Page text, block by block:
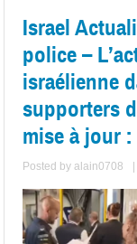
Israel
police –
israélienne
supporters
mise à jour :
Posted byalain0708